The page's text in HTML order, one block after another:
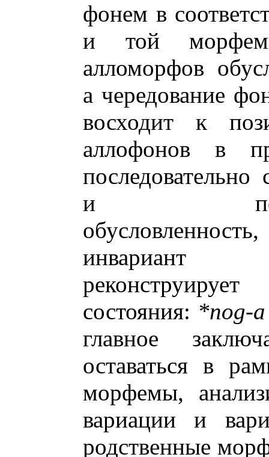
фонем в
и той
алломорфов
а чередование
восходит к
аллофонов в
и
инвариант
состояния: *nog-
главное
оставаться в
морфемы,
вариации и
родственные